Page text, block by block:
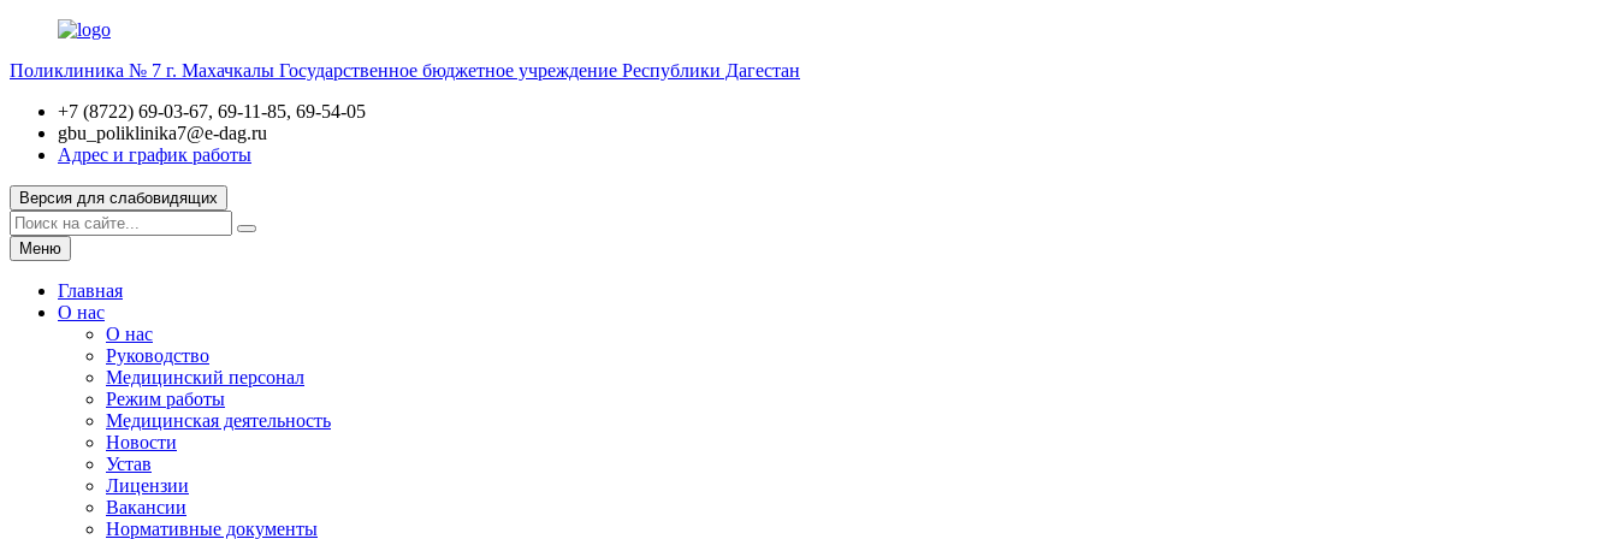
Поликлиника № 7 г. Махачкалы Государственное бюджетное учреждение Республики Дагестан
+7 (8722) 69-03-67, 69-11-85, 69-54-05
gbu_poliklinika7@e-dag.ru
Адрес и график работы
Версия для слабовидящих
Меню
Главная
О нас
О нас
Руководство
Медицинский персонал
Режим работы
Медицинская деятельность
Новости
Устав
Лицензии
Вакансии
Нормативные документы